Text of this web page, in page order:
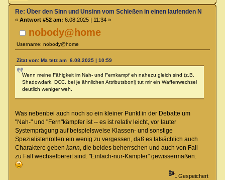
nobody@home
Username: nobody@home
Re: Über den Sinn und Unsinn vom Schießen in einen laufenden
« Antwort #52 am: 6.08.2025 | 11:34 »
Zitat von: Ma tetz am 6.08.2025 | 10:59
Wenn meine Fähigkeit im Nah- und Fernkampf eh nahezu gleich sind (z.B.
Shadowdark, DCC, bei je ähnlichen Attributsboni) tut mir ein Waffenwechsel
deutlich weniger weh.
Was nebenbei auch noch so ein kleiner Punkt in der Debatte um
"Nah-" und "Fern"kämpfer ist -- es ist relativ leicht, vor lauter
Systemprägung auf beispielsweise Klassen- und sonstige
Spezialistenrollen ein wenig zu vergessen, daß es tatsächlich auch
Charaktere geben kann, die beides beherrschen und auch von Fall
zu Fall wechselbereit sind. "Einfach-nur-Kämpfer" gewissermaßen.
Gespeichert